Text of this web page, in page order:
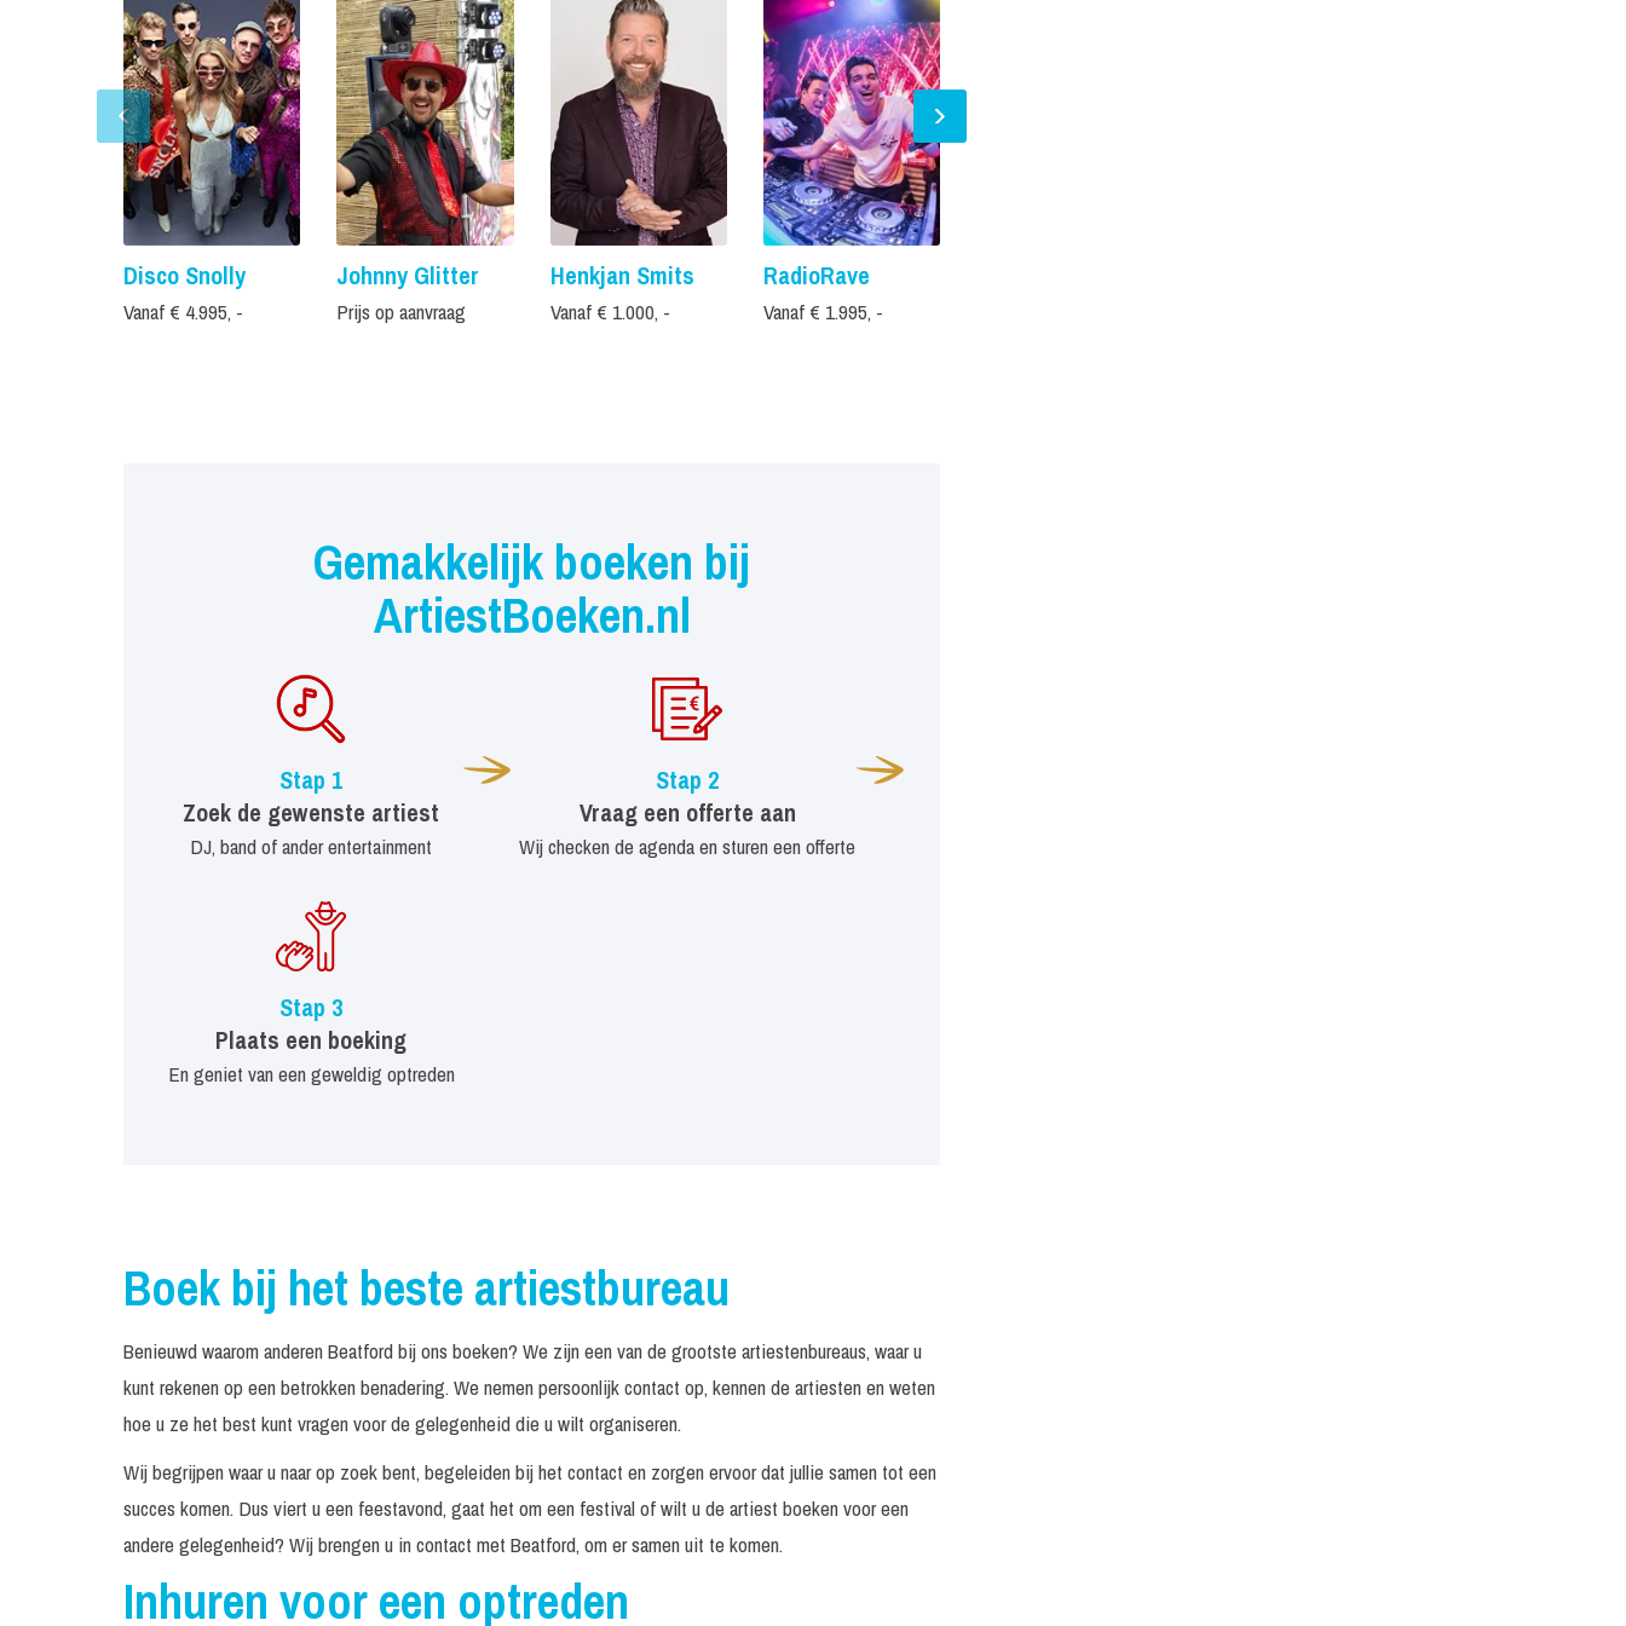
Disco Snolly
Vanaf € 4.995, -
Johnny Glitter
Prijs op aanvraag
Henkjan Smits
Vanaf € 1.000, -
RadioRave
Vanaf € 1.995, -
Gemakkelijk boeken bij
ArtiestBoeken.nl
Stap 1
Zoek de gewenste artiest
DJ, band of ander entertainment
Stap 2
Vraag een offerte aan
Wij checken de agenda en sturen een offerte
Stap 3
Plaats een boeking
En geniet van een geweldig optreden
Boek bij het beste artiestbureau
Benieuwd waarom anderen Beatford bij ons boeken? We zijn een van de grootste artiestenbureaus, waar u
kunt rekenen op een betrokken benadering. We nemen persoonlijk contact op, kennen de artiesten en weten
hoe u ze het best kunt vragen voor de gelegenheid die u wilt organiseren.
Wij begrijpen waar u naar op zoek bent, begeleiden bij het contact en zorgen ervoor dat jullie samen tot een
succes komen. Dus viert u een feestavond, gaat het om een festival of wilt u de artiest boeken voor een
andere gelegenheid? Wij brengen u in contact met Beatford, om er samen uit te komen.
Inhuren voor een optreden